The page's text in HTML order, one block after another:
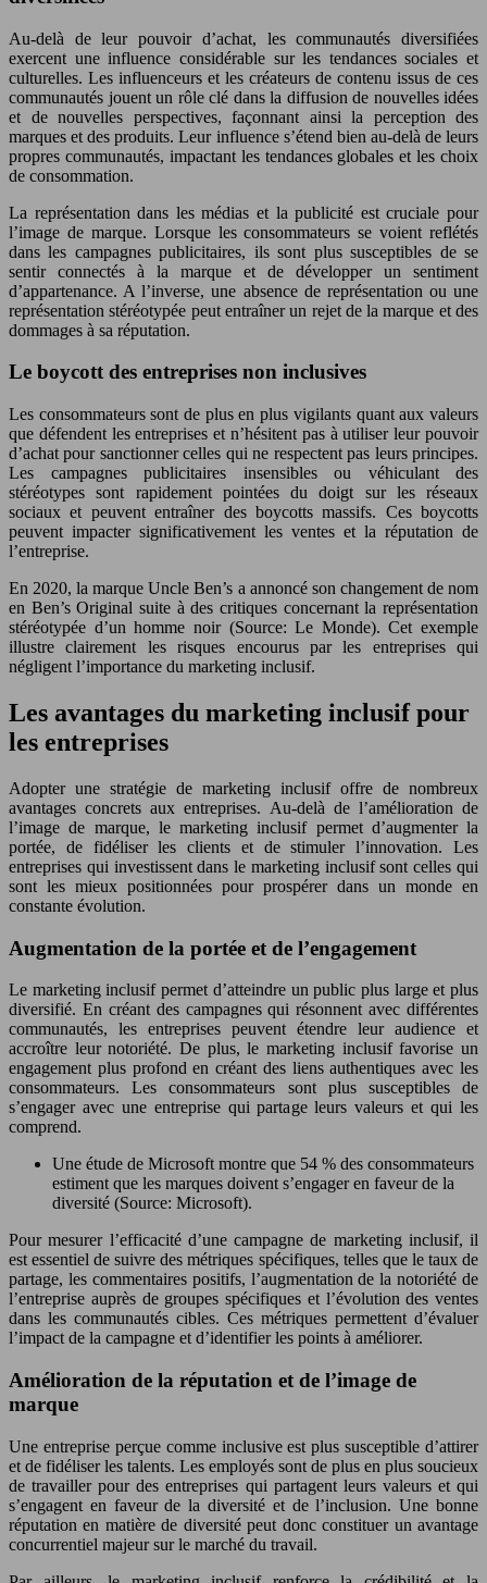
Au-delà de leur pouvoir d’achat, les communautés diversifiées
exercent une influence considérable sur les tendances sociales et
culturelles. Les influenceurs et les créateurs de contenu issus de ces
communautés jouent un rôle clé dans la diffusion de nouvelles idées
et de nouvelles perspectives, façonnant ainsi la perception des
marques et des produits. Leur influence s’étend bien au-delà de leurs
propres communautés, impactant les tendances globales et les choix
de consommation.
La représentation dans les médias et la publicité est cruciale pour
l’image de marque. Lorsque les consommateurs se voient reflétés
dans les campagnes publicitaires, ils sont plus susceptibles de se
sentir connectés à la marque et de développer un sentiment
d’appartenance. A l’inverse, une absence de représentation ou une
représentation stéréotypée peut entraîner un rejet de la marque et des
dommages à sa réputation.
Le boycott des entreprises non inclusives
Les consommateurs sont de plus en plus vigilants quant aux valeurs
que défendent les entreprises et n’hésitent pas à utiliser leur pouvoir
d’achat pour sanctionner celles qui ne respectent pas leurs principes.
Les campagnes publicitaires insensibles ou véhiculant des
stéréotypes sont rapidement pointées du doigt sur les réseaux
sociaux et peuvent entraîner des boycotts massifs. Ces boycotts
peuvent impacter significativement les ventes et la réputation de
l’entreprise.
En 2020, la marque Uncle Ben’s a annoncé son changement de nom
en Ben’s Original suite à des critiques concernant la représentation
stéréotypée d’un homme noir (Source: Le Monde). Cet exemple
illustre clairement les risques encourus par les entreprises qui
négligent l’importance du marketing inclusif.
Les avantages du marketing inclusif pour
les entreprises
Adopter une stratégie de marketing inclusif offre de nombreux
avantages concrets aux entreprises. Au-delà de l’amélioration de
l’image de marque, le marketing inclusif permet d’augmenter la
portée, de fidéliser les clients et de stimuler l’innovation. Les
entreprises qui investissent dans le marketing inclusif sont celles qui
sont les mieux positionnées pour prospérer dans un monde en
constante évolution.
Augmentation de la portée et de l’engagement
Le marketing inclusif permet d’atteindre un public plus large et plus
diversifié. En créant des campagnes qui résonnent avec différentes
communautés, les entreprises peuvent étendre leur audience et
accroître leur notoriété. De plus, le marketing inclusif favorise un
engagement plus profond en créant des liens authentiques avec les
consommateurs. Les consommateurs sont plus susceptibles de
s’engager avec une entreprise qui partage leurs valeurs et qui les
comprend.
Une étude de Microsoft montre que 54 % des consommateurs
estiment que les marques doivent s’engager en faveur de la
diversité (Source: Microsoft).
Pour mesurer l’efficacité d’une campagne de marketing inclusif, il
est essentiel de suivre des métriques spécifiques, telles que le taux de
partage, les commentaires positifs, l’augmentation de la notoriété de
l’entreprise auprès de groupes spécifiques et l’évolution des ventes
dans les communautés cibles. Ces métriques permettent d’évaluer
l’impact de la campagne et d’identifier les points à améliorer.
Amélioration de la réputation et de l’image de
marque
Une entreprise perçue comme inclusive est plus susceptible d’attirer
et de fidéliser les talents. Les employés sont de plus en plus soucieux
de travailler pour des entreprises qui partagent leurs valeurs et qui
s’engagent en faveur de la diversité et de l’inclusion. Une bonne
réputation en matière de diversité peut donc constituer un avantage
concurrentiel majeur sur le marché du travail.